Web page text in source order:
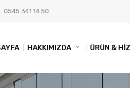
0545 341 14 50
HAKKIMIZDA ÜRÜN &